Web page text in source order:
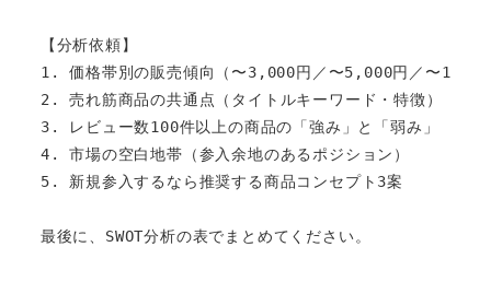
【分析依頼】
1. 価格帯別の販売傾向（〜3,000円／〜5,000円／〜
2. 売れ筋商品の共通点（タイトルキーワード・特徴）
3. レビュー数100件以上の商品の「強み」と「弱み」
4. 市場の空白地帯（参入余地のあるポジション）
5. 新規参入するなら推奨する商品コンセプト3案